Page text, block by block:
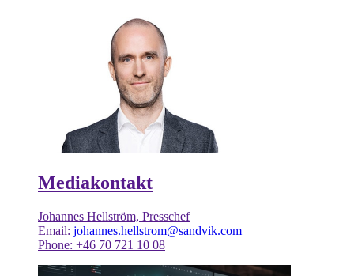
Mediakontakt
Johannes Hellström, Presschef
Email: johannes.hellstrom@sandvik.com
Phone: +46 70 721 10 08